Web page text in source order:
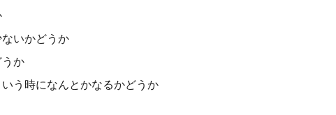
いかどうか
か
う時になんとかなるかどうか